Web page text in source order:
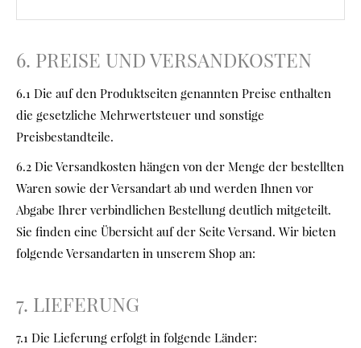
6. PREISE UND VERSANDKOSTEN
6.1 Die auf den Produktseiten genannten Preise enthalten
die gesetzliche Mehrwertsteuer und sonstige
Preisbestandteile.
6.2 Die Versandkosten hängen von der Menge der bestellten
Waren sowie der Versandart ab und werden Ihnen vor
Abgabe Ihrer verbindlichen Bestellung deutlich mitgeteilt.
Sie finden eine Übersicht auf der Seite Versand. Wir bieten
folgende Versandarten in unserem Shop an:
7. LIEFERUNG
7.1 Die Lieferung erfolgt in folgende Länder: